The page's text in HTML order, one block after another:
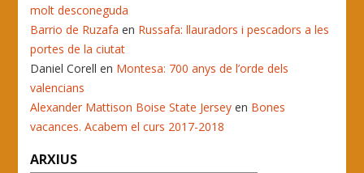
molt desconeguda
Barrio de Ruzafa en Russafa: llauradors i pescadors a les
portes de la ciutat
Daniel Corell en Montesa: 700 anys de l’orde dels
valencians
Alexander Mattison Boise State Jersey en Bones
vacances. Acabem el curs 2017-2018
ARXIUS